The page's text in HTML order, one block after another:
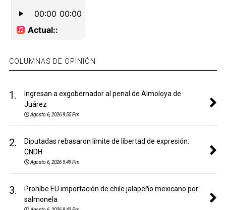
COLUMNAS DE OPINIÓN
1.
Ingresan a exgobernador al penal de Almoloya de
Juárez
Agosto 6, 2026 9:55 Pm
2.
Diputadas rebasaron límite de libertad de expresión:
CNDH
Agosto 6, 2026 9:49 Pm
3.
Prohíbe EU importación de chile jalapeño mexicano por
salmonela